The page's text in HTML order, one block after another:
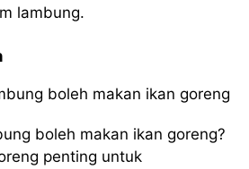
lambung.
boleh makan ikan goreng?
penting untuk